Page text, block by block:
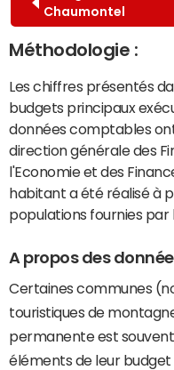
Chaumontel
Méthodologie :
Les chiffres présentés
budgets principaux
données comptables
direction générale des
l'Economie et des
habitant a été réalisé à
populations fournies par
A propos des
Certaines communes
touristiques de
permanente est
éléments de leur